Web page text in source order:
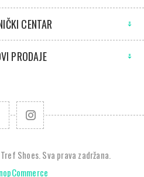
CENTAR
PRODAJE
Shoes. Sva prava zadržana.
nopCommerce